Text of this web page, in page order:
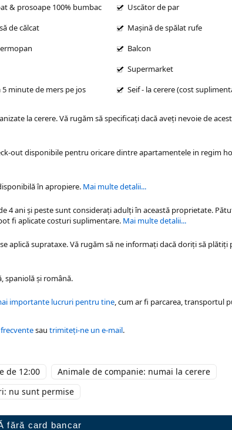
& prosoape 100% bumbac
Uscător de par
de călcat
Mașină de spălat rufe
Balcon
Supermarket
minute de mers pe jos Seif - la cerere (cost
la cerere. Vă rugăm să specificaţi dacă aveţi nevoie de
out disponibile pentru oricare dintreapartamentele in regim
în apropiere. Mai multe detalii...
4 ani și peste sunt considerați adulți în această proprietate.
fi aplicate costuri suplimentare. Mai multe detalii...
aplică suprataxe. Vă rugăm să ne informați dacă doriți să plătiți
spaniolă şi română.
importante lucruri pentru tine, cum ar fi parcarea, transportul
sau trimiteți-ne un e-mail.
de 12:00
Animale de companie: numai la cerere
nu sunt permise